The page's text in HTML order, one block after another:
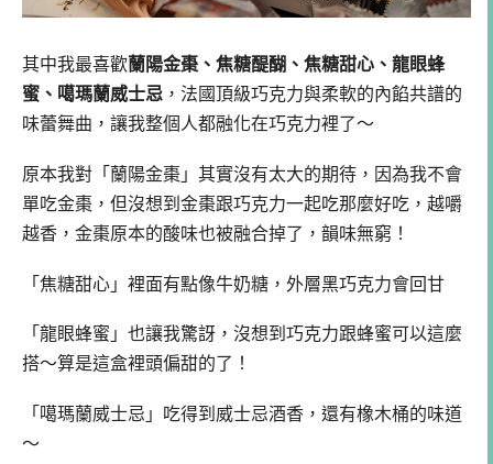
其中我最喜歡蘭陽金棗、焦糖醍醐、焦糖甜心、龍眼蜂
蜜、噶瑪蘭威士忌 ，法國頂級巧克力與柔軟的內餡共譜的
味蕾舞曲，讓我整個人都融化在巧克力裡了～
原本我對「蘭陽金棗」其實沒有太大的期待，因為我不會
單吃金棗，但沒想到金棗跟巧克力一起吃那麼好吃，越嚼
越香，金棗原本的酸味也被融合掉了，韻味無窮！
「焦糖甜心」裡面有點像牛奶糖，外層黑巧克力會回甘
「龍眼蜂蜜」也讓我驚訝，沒想到巧克力跟蜂蜜可以這麼
搭～算是這盒裡頭偏甜的了！
「噶瑪蘭威士忌」吃得到威士忌酒香，還有橡木桶的味道
～